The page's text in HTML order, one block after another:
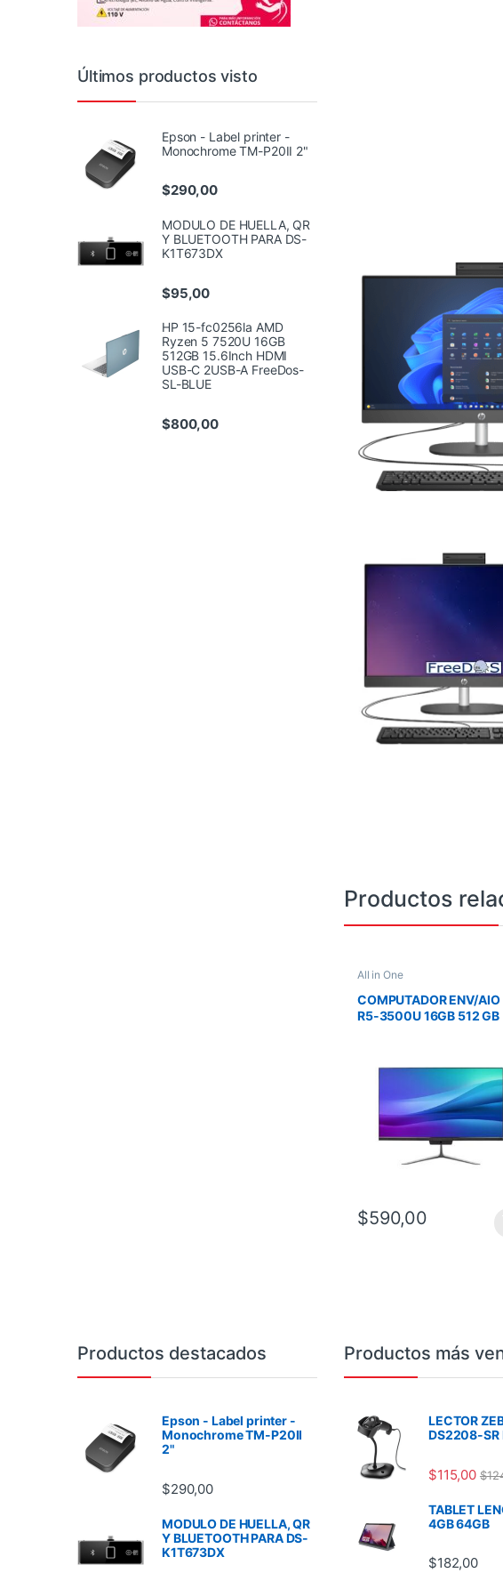
Productos
All in One
COMPUTADOR ENV/AIO
R5-3500U 16GB 512 GB
$590,00
Últimos productos visto
Epson - Label printer -
Monochrome TM-P20II 2"
$290,00
MODULO DE HUELLA, QR
Y BLUETOOTH PARA DS-
K1T673DX
$95,00
HP 15-fc0256la AMD
Ryzen 5 7520U 16GB
512GB 15.6Inch HDMI
USB-C 2USB-A FreeDos-
SL-BLUE
$800,00
Brands Carousel
Productos destacados
Epson - Label printer -
Monochrome TM-P20II
2"
$290,00
MODULO DE HUELLA, QR
Y BLUETOOTH PARA DS-
K1T673DX
Productos más
LECTOR
DS2208-SR
$115,00 $
TABLET
4GB 64GB
$182,00